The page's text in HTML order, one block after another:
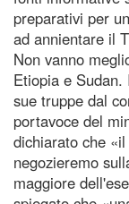
preparativi per
ad annientare il
Non vanno
Etiopia e
sue truppe dal
portavoce del
dichiarato che
negozieremo
maggiore